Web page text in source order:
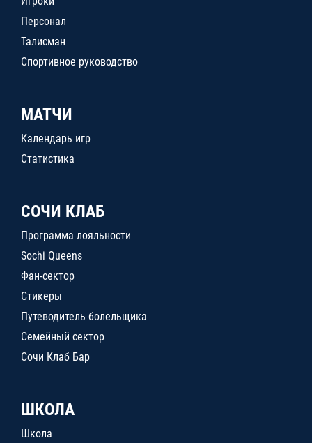
Персонал
Талисман
Спортивное руководство
МАТЧИ
Календарь игр
Статистика
СОЧИ КЛАБ
Программа лояльности
Sochi Queens
Фан-сектор
Стикеры
Путеводитель болельщика
Семейный сектор
Сочи Клаб Бар
ШКОЛА
Школа